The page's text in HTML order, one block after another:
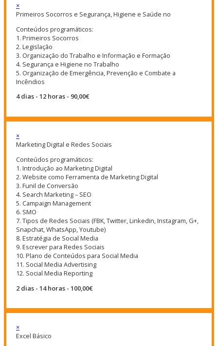
×
Primeiros Socorros e Segurança, Higiene e Saúde no
Conteúdos programáticos:
1. Primeiros Socorros
2. Legislação
3. Organização do Trabalho e Informação e Formação
4. Segurança e Higiene no Trabalho
5. Organização de Emergência, Prevenção e Combate a
Incêndios
4 dias - 12 horas - 90,00€
×
Marketing Digital e Redes Sociais
Conteúdos programáticos:
1. Introdução ao Marketing Digital
2. Website como Ferramenta de Marketing Digital
3. Funil de Conversão
4. Search Marketing – SEO
5. Campaign Management
6. SMO
7. Tipos de Redes Sociais (FBK, Twitter, Linkedin, Instagram, G+,
Snapchat, WhatsApp, Youtube)
8. Estratégia de Social Media
9. Escrever para Redes Sociais
10. Plano de Conteúdos para Social Media
11. Social Media Advertising
12. Social Media Reporting
2 dias - 14 horas - 100,00€
×
Excel Básico